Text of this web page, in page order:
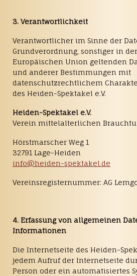
3. Verantwortlichkeit
Verantwortlicher im Sinne der
Grundverordnung, sonstiger in
Europäischen Union geltenden
und anderer Bestimmungen mit
datenschutzrechtlichem
des Heiden-Spektakel e.V.
Heiden-Spektakel e.V.
Verein mittelalterlichen
Hörstmarscher Weg 1
32791 Lage-Heiden
info@heiden-spektakel.de
Vereinsregisternummer: AG Lemgo
4. Erfassung von allgemeinen
Informationen
Die Internetseite des Heiden-
jedem Aufruf der Internetseite
Person oder ein automatisiertes